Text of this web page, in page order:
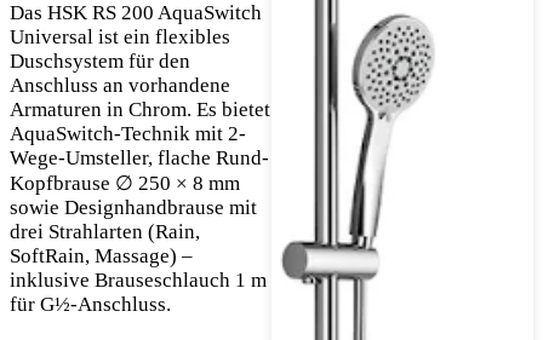
Das HSK RS 200 AquaSwitch
Universal ist ein flexibles
Duschsystem für den
Anschluss an vorhandene
Armaturen in Chrom. Es bietet
AquaSwitch-Technik mit 2-
Wege-Umsteller, flache Rund-
Kopfbrause ∅ 250 × 8 mm
sowie Designhandbrause mit
drei Strahlarten (Rain,
SoftRain, Massage) –
inklusive Brauseschlauch 1 m
für G½-Anschluss.​